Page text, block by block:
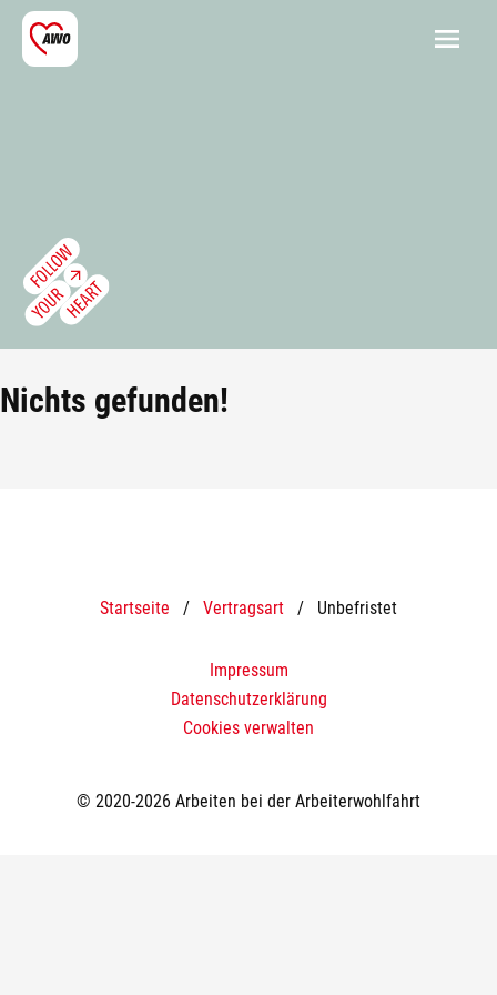
Nichts gefunden!
Startseite / Vertragsart / Unbefristet
Impressum
Datenschutzerklärung
Cookies verwalten
© 2020-2026 Arbeiten bei der Arbeiterwohlfahrt